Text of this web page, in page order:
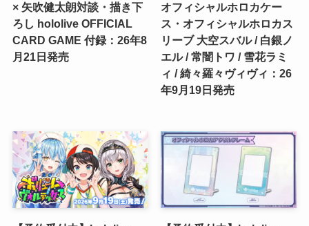
× 矢吹健太朗対談・描き下
ろし hololive OFFICIAL
CARD GAME 付録：26年8
月21日発売
オフィシャルホロカケー
ス・オフィシャルホロカス
リーブ 大空スバル / 白銀ノ
エル / 常闇トワ / 雪花ラミ
ィ / 綺々羅々ヴィヴィ：26
年9月19日発売